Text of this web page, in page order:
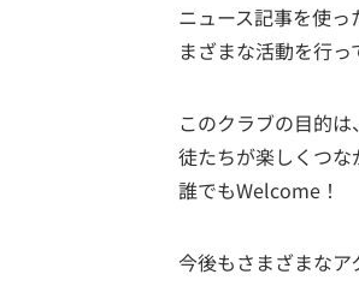
ニュース記事を使
まざまな活動を行っ
このクラブの目的
徒たちが楽しくつな
誰でもWelcome！
今後もさまざまなア